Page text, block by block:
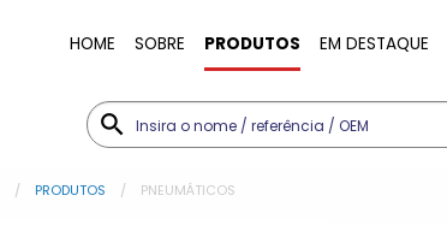
HOME SOBRE PRODUTOS EM DESTAQUE
PRODUTOS PNEUMÁTICOS